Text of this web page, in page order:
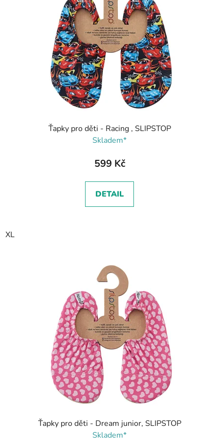
Ťapky pro děti - Racing , SLIPSTOP
Skladem*
599 Kč
DETAIL
XL
Ťapky pro děti - Dream junior, SLIPSTOP
Skladem*